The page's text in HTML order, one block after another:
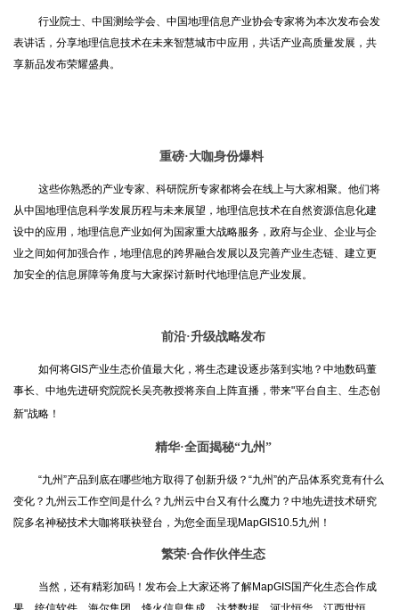
行业院士、中国测绘学会、中国地理信息产业协会专家将为本次发布会发
表讲话，分享地理信息技术在未来智慧城市中应用，共话产业高质量发展，共
享新品发布荣耀盛典。
重磅·大咖身份爆料
这些你熟悉的产业专家、科研院所专家都将会在线上与大家相聚。他们将
从中国地理信息科学发展历程与未来展望，地理信息技术在自然资源信息化建
设中的应用，地理信息产业如何为国家重大战略服务，政府与企业、企业与企
业之间如何加强合作，地理信息的跨界融合发展以及完善产业生态链、建立更
加安全的信息屏障等角度与大家探讨新时代地理信息产业发展。
前沿·升级战略发布
如何将GIS产业生态价值最大化，将生态建设逐步落到实地？中地数码董
事长、中地先进研究院院长吴亮教授将亲自上阵直播，带来"平台自主、生态创
新"战略！
精华·全面揭秘“九州”
“九州”产品到底在哪些地方取得了创新升级？“九州”的产品体系究竟有什么
变化？九州云工作空间是什么？九州云中台又有什么魔力？中地先进技术研究
院多名神秘技术大咖将联袂登台，为您全面呈现MapGIS10.5九州！
繁荣·合作伙伴生态
当然，还有精彩加码！发布会上大家还将了解MapGIS国产化生态合作成